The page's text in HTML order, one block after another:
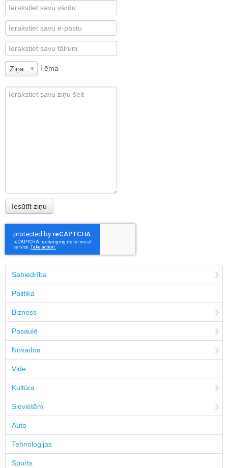
Ziņa Tēma
Sabiedrība
Politika
Bizness
Pasaulē
Novados
Vide
Kultūra
Sievietēm
Auto
Tehnoloģijas
Sports